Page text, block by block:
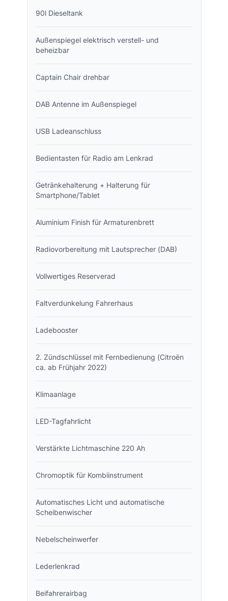
90l Dieseltank
Außenspiegel elektrisch verstell- und
beheizbar
Captain Chair drehbar
DAB Antenne im Außenspiegel
USB Ladeanschluss
Bedientasten für Radio am Lenkrad
Getränkehalterung + Halterung für
Smartphone/Tablet
Aluminium Finish für Armaturenbrett
Radiovorbereitung mit Lautsprecher (DAB)
Vollwertiges Reserverad
Faltverdunkelung Fahrerhaus
Ladebooster
2. Zündschlüssel mit Fernbedienung (Citroën
ca. ab Frühjahr 2022)
Klimaanlage
LED-Tagfahrlicht
Verstärkte Lichtmaschine 220 Ah
Chromoptik für Kombiinstrument
Automatisches Licht und automatische
Scheibenwischer
Nebelscheinwerfer
Lederlenkrad
Beifahrerairbag